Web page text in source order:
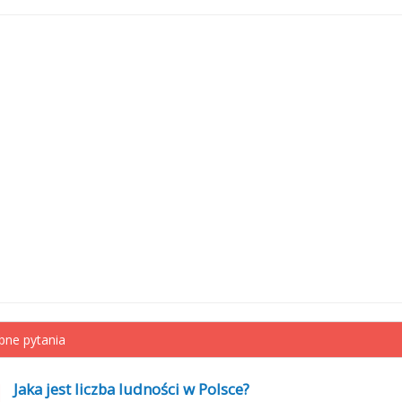
pytania
Jaka jest liczba ludności w Polsce?